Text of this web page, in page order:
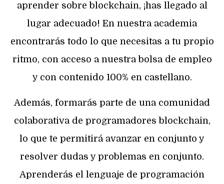
aprender sobre blockchain, ¡has llegado al
lugar adecuado! En nuestra academia
encontrarás todo lo que necesitas a tu propio
ritmo, con acceso a nuestra bolsa de empleo
y con contenido 100% en castellano.
Además, formarás parte de una comunidad
colaborativa de programadores blockchain,
lo que te permitirá avanzar en conjunto y
resolver dudas y problemas en conjunto.
Aprenderás el lenguaje de programación